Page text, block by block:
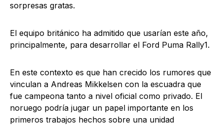
sorpresas gratas.
El equipo británico ha admitido que usarían este año,
principalmente, para desarrollar el Ford Puma Rally1.
En este contexto es que han crecido los rumores que
vinculan a Andreas Mikkelsen con la escuadra que
fue campeona tanto a nivel oficial como privado. El
noruego podría jugar un papel importante en los
primeros trabajos hechos sobre una unidad